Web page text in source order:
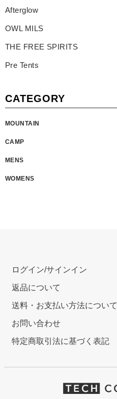
Afterglow
OWL MILS
THE FREE SPIRITS
Pre Tents
CATEGORY
MOUNTAIN
CAMP
MENS
WOMENS
ログイン/サインイン
返品について
送料・お支払い方法について
お問い合わせ
特定商取引法に基づく表記